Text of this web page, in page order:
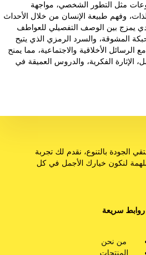
مثل التطور الشخصي، مواجهة
وفهم طبيعة الإنسان من خلال الأحداث
يمزج بين الوصف التفصيلي للعواطف
المشوقة، والسرد الرمزي الذي يتيح
الرسائل الأخلاقية والاجتماعية، مما يمنح
الإثارة الفكرية، والدروس العميقة في
الجودة بالتنوع، نقدم لك تجربة
لنكون خيارك الأجمل في كل
روابط سريعة
من نحن